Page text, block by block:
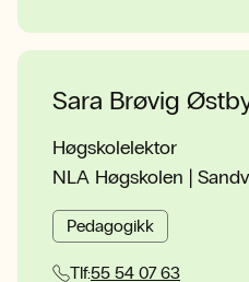
Sara Brøvig
Høgskolelektor
NLA Høgskolen |
Pedagogikk
Tlf:55 54 07 63